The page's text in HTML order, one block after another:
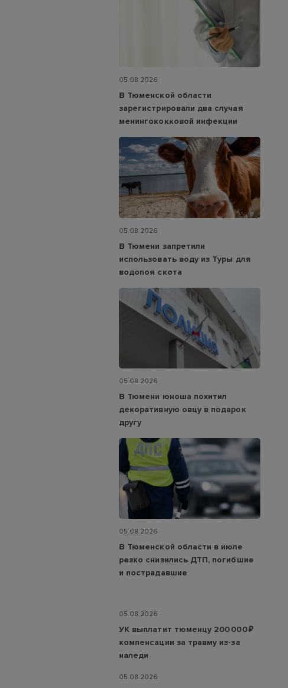
05.08.2026
В Тюменской области
зарегистрировали два случая
менингококковой инфекции
05.08.2026
В Тюмени запретили
использовать воду из Туры для
водопоя скота
05.08.2026
В Тюмени юноша похитил
декоративную овцу в подарок
другу
05.08.2026
В Тюменской области в июле
резко снизились ДТП, погибшие
и пострадавшие
05.08.2026
УК выплатит тюменцу 200 000 ₽
компенсации за травму из-за
наледи
05.08.2026